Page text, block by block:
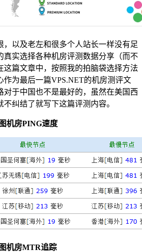
，以及老左和很多个人站长一样没有足
真实选择各种机房评测数据分享（而不
这篇文章中，按照我的拍脑袋选择方法
作为最后一篇VPS.NET的机房测评文
对于中国也不是最好的，虽然在美国西
纠结了就写下这篇评测内容。
机房PING速度
机房MTR追踪